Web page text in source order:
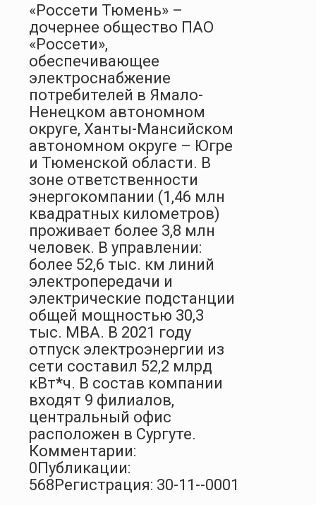
«Россети Тюмень» –
дочернее общество ПАО
«Россети»,
обеспечивающее
электроснабжение
потребителей в Ямало-
Ненецком автономном
округе, Ханты-Мансийском
автономном округе – Югре
и Тюменской области. В
зоне ответственности
энергокомпании (1,46 млн
квадратных километров)
проживает более 3,8 млн
человек. В управлении:
более 52,6 тыс. км линий
электропередачи и
электрические подстанции
общей мощностью 30,3
тыс. МВА. В 2021 году
отпуск электроэнергии из
сети составил 52,2 млрд
кВт*ч. В состав компании
входят 9 филиалов,
центральный офис
расположен в Сургуте.
Комментарии:
0Публикации:
568Регистрация: 30-11--0001